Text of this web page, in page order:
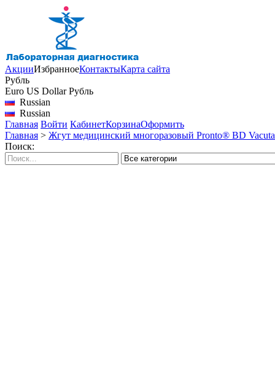
АкцииИзбранноеКонтактыКарта сайта
Рубль
Euro US Dollar Рубль
Russian
Russian
Главная Войти КабинетКорзинаОформить
Главная > Жгут медицинский многоразовый Pronto® BD
Поиск: